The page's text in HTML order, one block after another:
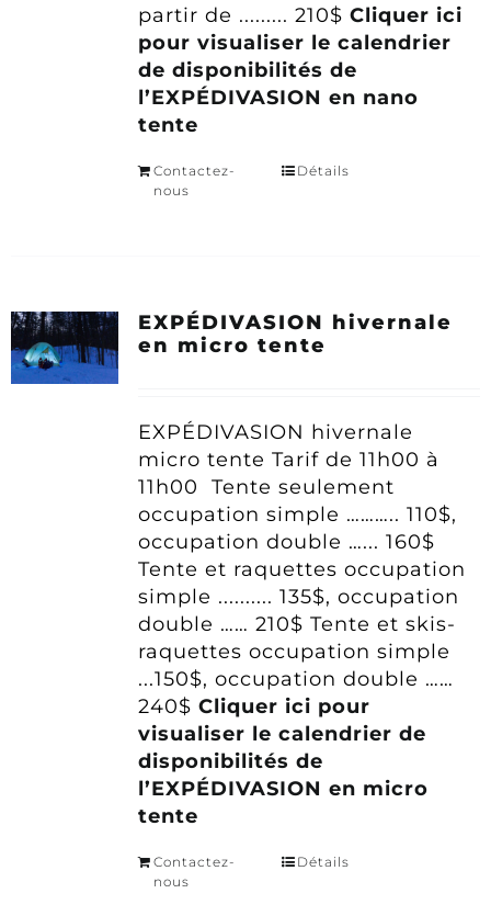
partir de ......... 210$ Cliquer ici
pour visualiser le calendrier
de disponibilités de
l’EXPÉDIVASION en nano
tente
Contactez-
nous
Détails
EXPÉDIVASION hivernale
en micro tente
EXPÉDIVASION hivernale
micro tente Tarif de 11h00 à
11h00
Tente seulement
occupation simple ……….. 110$,
occupation double …... 160$
Tente et raquettes occupation
simple .......... 135$, occupation
double …… 210$ Tente et skis-
raquettes occupation simple
...150$, occupation double ……
240$ Cliquer ici pour
visualiser le calendrier de
disponibilités de
l’EXPÉDIVASION en micro
tente
Contactez-
nous
Détails